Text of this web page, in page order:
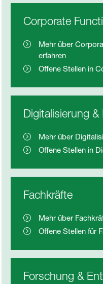
Corporate
Mehr über
erfahren
Offene Stellen in
Digitalisierung &
Mehr über
Offene Stellen in
Fachkräfte
Mehr über
Offene Stellen für
Forschung &